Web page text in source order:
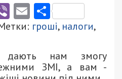
ViberEmail
гроші, налоги,
дають нам змогу
ЗМІ, а вам -